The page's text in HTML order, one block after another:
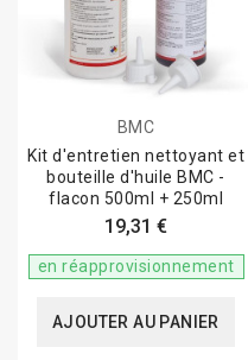
BMC
Kit d'entretien nettoyant et
bouteille d'huile BMC -
flacon 500ml + 250ml
19,31 €
en réapprovisionnement
AJOUTER AU PANIER